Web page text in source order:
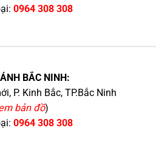
0964 308 308
BẮC NINH:
P. Kinh Bắc, TP.Bắc Ninh
bản đồ)
0964 308 308